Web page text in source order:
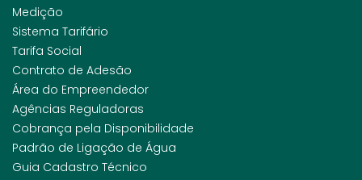
Medição
Sistema Tarifário
Tarifa Social
Contrato de Adesão
Área do Empreendedor
Agências Reguladoras
Cobrança pela Disponibilidade
Padrão de Ligação de Água
Guia Cadastro Técnico